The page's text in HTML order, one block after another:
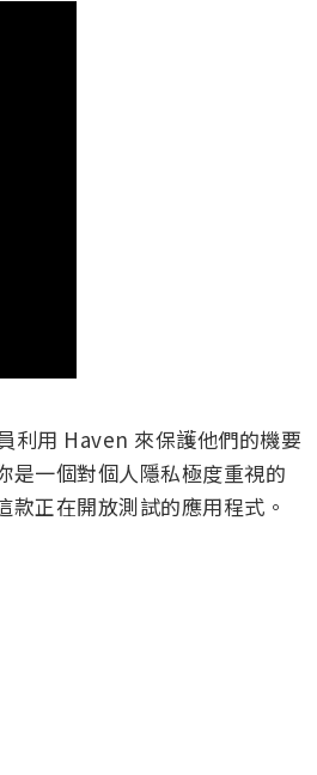
利用 Haven 來保護他們的機要
是一個對個人隱私極度重視的
正在開放測試的應用程式。